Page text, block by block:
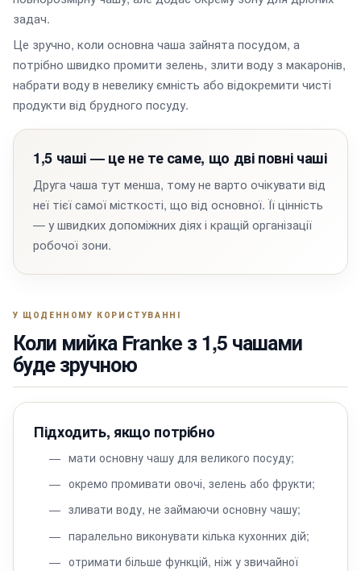
задач.
Це зручно, коли основна чаша зайнята посудом, а
потрібно швидко промити зелень, злити воду з макаронів,
набрати воду в невелику ємність або відокремити чисті
продукти від брудного посуду.
1,5 чаші — це не те саме, що дві повні чаші
Друга чаша тут менша, тому не варто очікувати від
неї тієї самої місткості, що від основної. Її цінність
— у швидких допоміжних діях і кращій організації
робочої зони.
У ЩОДЕННОМУ КОРИСТУВАННІ
Коли мийка Franke з 1,5 чашами
буде зручною
Підходить, якщо потрібно
мати основну чашу для великого посуду;
окремо промивати овочі, зелень або фрукти;
зливати воду, не займаючи основну чашу;
паралельно виконувати кілька кухонних дій;
отримати більше функцій, ніж у звичайної